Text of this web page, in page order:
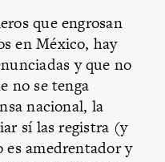
que engrosan
en México, hay
y que no
no se tenga
nacional, la
sí las registra (y
es amedrentador y